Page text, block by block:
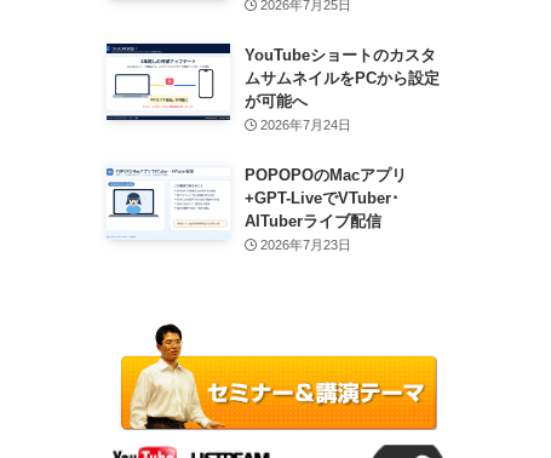
2026年7月25日
YouTubeショートのカスタ
ムサムネイルをPCから設定
が可能へ
2026年7月24日
POPOPOのMacアプリ
+GPT-LiveでVTuber･
AITuberライブ配信
2026年7月23日